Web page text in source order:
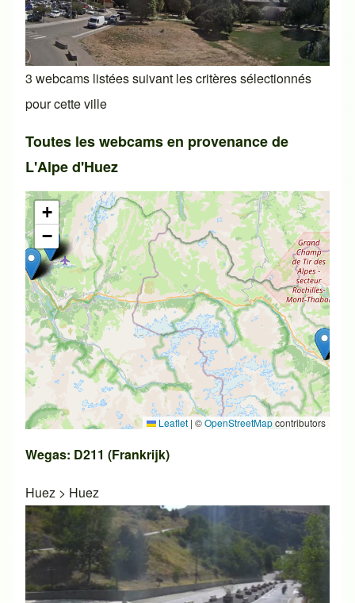
3 webcams listées suivant les critères sélectionnés
pour cette ville
Toutes les webcams en provenance de
L'Alpe d'Huez
+
−
Leaflet | ©OpenStreetMapcontributors
Wegas: D211 (Frankrijk)
Huez > Huez